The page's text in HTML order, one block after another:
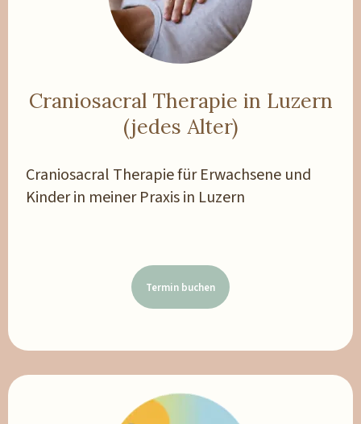
Craniosacral Therapie in Luzern
(jedes Alter)
Craniosacral Therapie für Erwachsene und
Kinder in meiner Praxis in Luzern
Termin buchen